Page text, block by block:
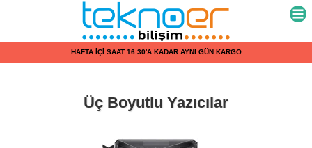
HAFTA İÇİ SAAT 16:30'A KADAR AYNI GÜN KARGO
Üç Boyutlu Yazıcılar